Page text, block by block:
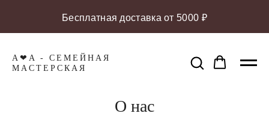
Бесплатная доставка от 5000 ₽
A❤A - СЕМЕЙНАЯ
МАCТЕРСКАЯ
О нас